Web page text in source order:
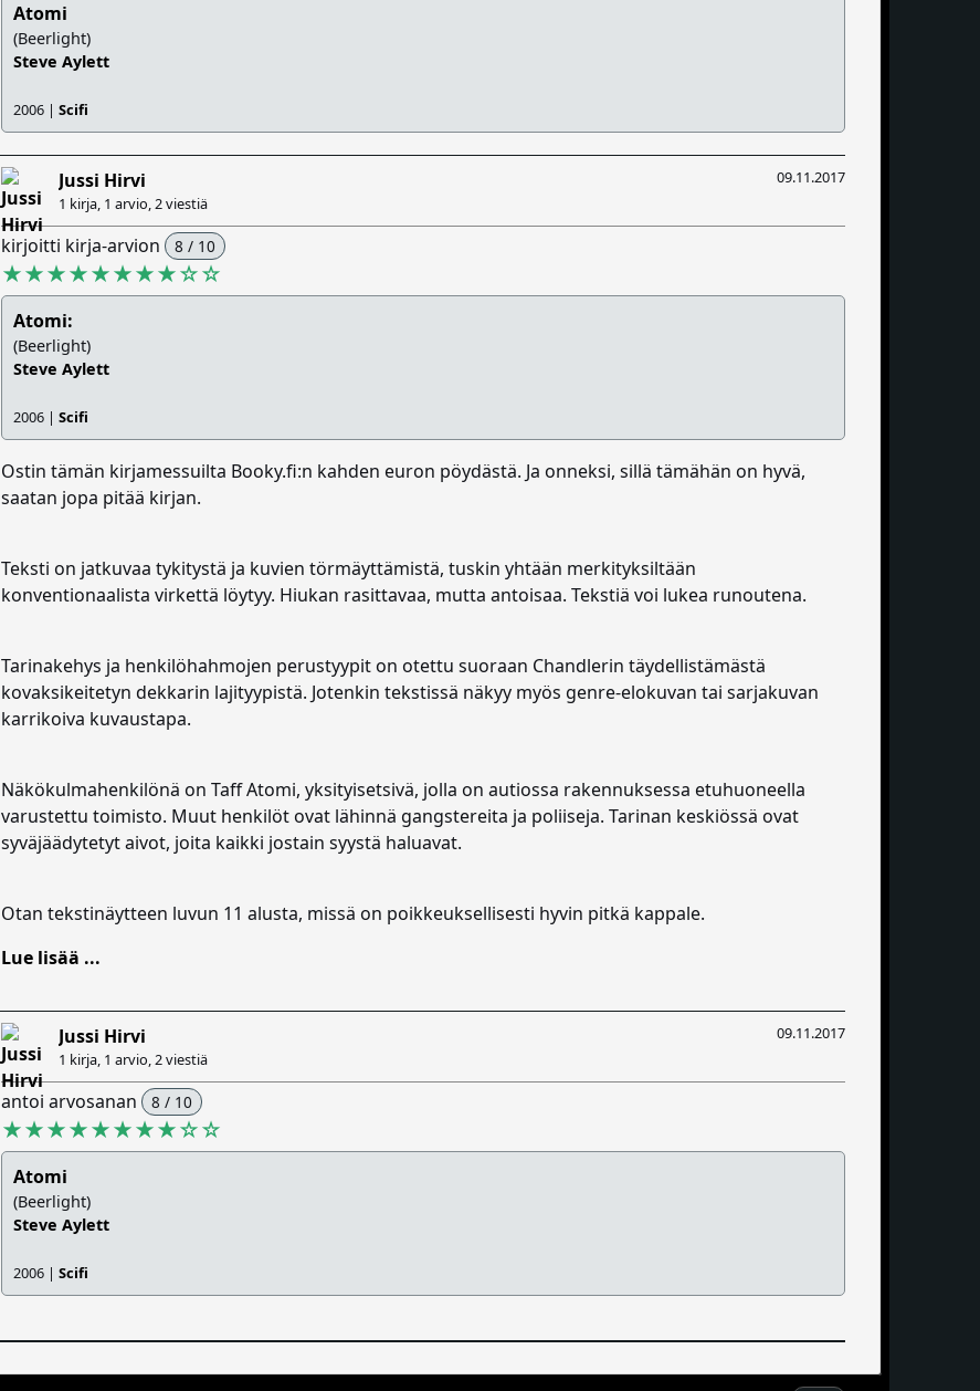
Atomi
(Beerlight)
Steve Aylett
2006 | Scifi
09.11.2017
Jussi Hirvi
1 kirja, 1 arvio,2 viestiä
kirjoitti kirja-arvion 8 / 10
★★★★★★★★☆☆
Atomi:
(Beerlight)
Steve Aylett
2006 | Scifi
Ostin tämän kirjamessuilta Booky.fi:n kahden euron pöydästä. Ja onneksi, sillä tämähän on hyvä,
saatan jopa pitää kirjan.
Teksti on jatkuvaa tykitystä ja kuvien törmäyttämistä, tuskin yhtään merkityksiltään
konventionaalista virkettä löytyy. Hiukan rasittavaa, mutta antoisaa. Tekstiä voi lukea runoutena.
Tarinakehys ja henkilöhahmojen perustyypit on otettu suoraan Chandlerin täydellistämästä
kovaksikeitetyn dekkarin lajityypistä. Jotenkin tekstissä näkyy myös genre-elokuvan tai sarjakuvan
karrikoiva kuvaustapa.
Näkökulmahenkilönä on Taff Atomi, yksityisetsivä, jolla on autiossa rakennuksessa etuhuoneella
varustettu toimisto. Muut henkilöt ovat lähinnä gangstereita ja poliiseja. Tarinan keskiössä ovat
syväjäädytetyt aivot, joita kaikki jostain syystä haluavat.
Otan tekstinäytteen luvun 11 alusta, missä on poikkeuksellisesti hyvin pitkä kappale.
Lue lisää ...
09.11.2017
Jussi Hirvi
1 kirja, 1 arvio,2 viestiä
antoi arvosanan 8 / 10
★★★★★★★★☆☆
Atomi
(Beerlight)
Steve Aylett
2006 | Scifi